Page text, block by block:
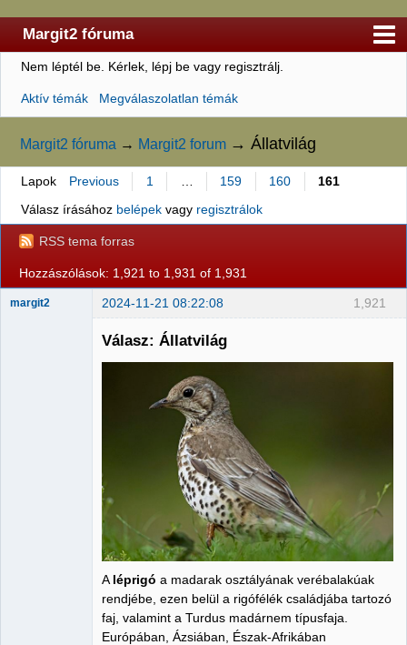
Margit2 fóruma
Kezdőlap
Felhasználólista
Szabályzat
Keresés
Regisztráció
Belépés
Nem léptél be. Kérlek, lépj be vagy regisztrálj.
Aktív témák Megválaszolatlan témák
Margit2 fóruma → Margit2 forum →Állatvilág
Lapok Previous 1 159 160
161
Válasz írásához belépekvagy regisztrálok
RSS tema forras
Hozzászólások: 1,921 to 1,931 of 1,931
1,921
margit2 2024-11-21 08:22:08
Válasz: Állatvilág
A léprigó a madarak osztályának verébalakúak
rendjébe, ezen belül a rigófélék családjába tartozó
faj, valamint a Turdus madárnem típusfaja.
Európában, Ázsiában, Észak-Afrikában